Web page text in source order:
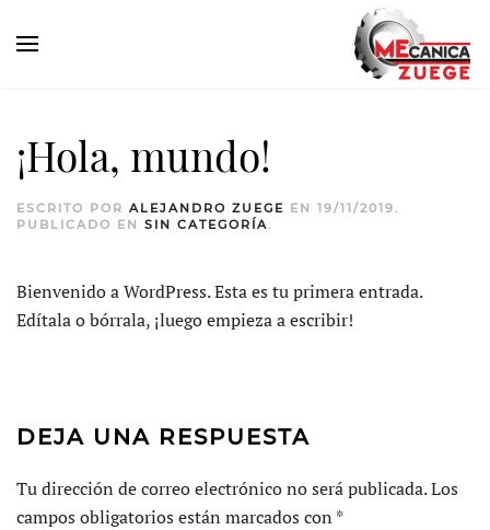
¡Hola, mundo!
ESCRITO POR ALEJANDRO ZUEGE EN 19/11/2019.
PUBLICADO EN SIN CATEGORÍA.
Bienvenido a WordPress. Esta es tu primera entrada.
Edítala o bórrala, ¡luego empieza a escribir!
DEJA UNA RESPUESTA
Tu dirección de correo electrónico no será publicada. Los
campos obligatorios están marcados con *